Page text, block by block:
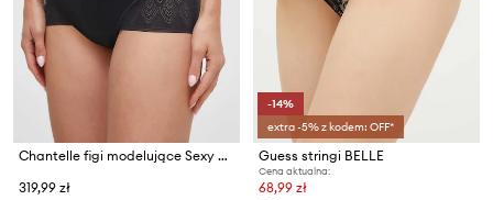
Chantelle figi modelujące Sexy Shaping
319,99 zł
-14%
extra -5% z kodem: OFF*
Guess stringi BELLE
Cena aktualna:
68,99 zł